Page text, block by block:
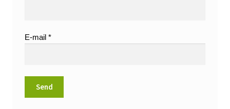
E-mail*